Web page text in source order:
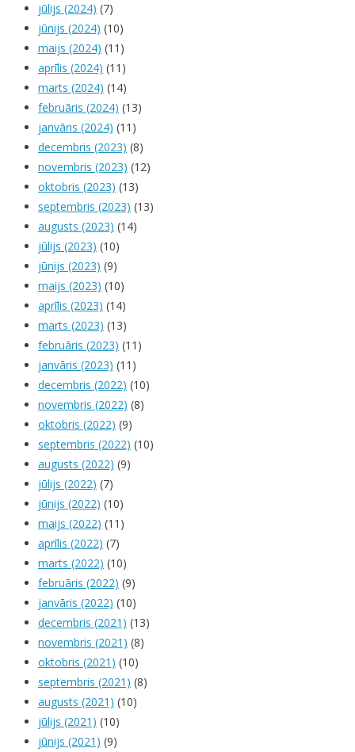
jūlijs (2024) (7)
jūnijs (2024) (10)
maijs (2024) (11)
aprīlis (2024) (11)
marts (2024) (14)
februāris (2024) (13)
janvāris (2024) (11)
decembris (2023) (8)
novembris (2023) (12)
oktobris (2023) (13)
septembris (2023) (13)
augusts (2023) (14)
jūlijs (2023) (10)
jūnijs (2023) (9)
maijs (2023) (10)
aprīlis (2023) (14)
marts (2023) (13)
februāris (2023) (11)
janvāris (2023) (11)
decembris (2022) (10)
novembris (2022) (8)
oktobris (2022) (9)
septembris (2022) (10)
augusts (2022) (9)
jūlijs (2022) (7)
jūnijs (2022) (10)
maijs (2022) (11)
aprīlis (2022) (7)
marts (2022) (10)
februāris (2022) (9)
janvāris (2022) (10)
decembris (2021) (13)
novembris (2021) (8)
oktobris (2021) (10)
septembris (2021) (8)
augusts (2021) (10)
jūlijs (2021) (10)
jūnijs (2021) (9)